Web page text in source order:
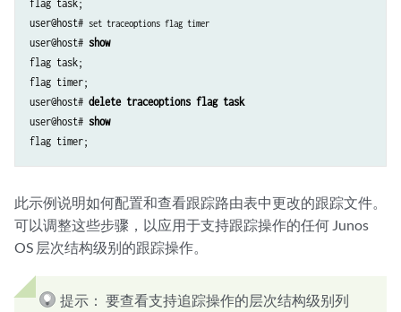
flag task;
user@host# set traceoptions flag timer
user@host# show
flag task;
flag timer;
user@host# delete traceoptions flag task
user@host# show
此示例说明如何配置和查看跟踪路由表中更改的跟踪文件。
可以调整这些步骤，以应用于支持跟踪操作的任何 Junos
OS 层次结构级别的跟踪操作。
提示： 要查看支持追踪操作的层次结构级别列